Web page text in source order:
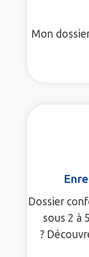
Mon
Dossier
sous 2 à
?